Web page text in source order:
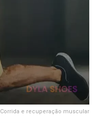
Corrida e recuperação muscular